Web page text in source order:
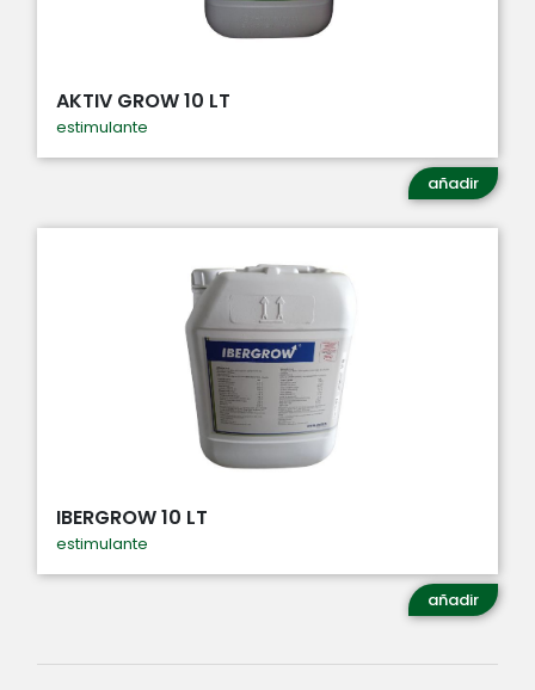
AKTIV GROW 10 LT
estimulante
añadir
IBERGROW 10 LT
estimulante
añadir